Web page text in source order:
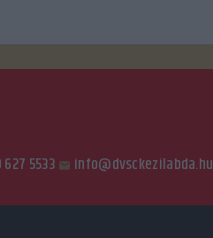
5533 info@dvsckezilabda.hu